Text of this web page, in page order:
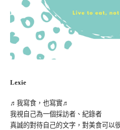
Lexie
♬我寫食，也寫實♬
我視自己為一個採訪者、紀錄者
真誠的對待自己的文字，對美食可以